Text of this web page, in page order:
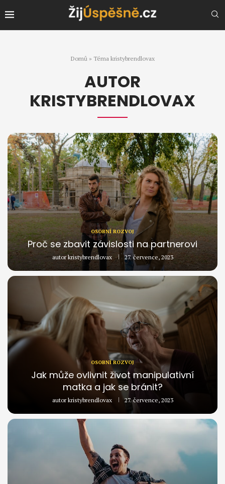
Domů » Téma kristybrendlovax
AUTOR
KRISTYBRENDLOVAX
OSOBNÍ ROZVOJ
Proč se zbavit závislosti na partnerovi
autorkristybrendlovax 27. července, 2023
OSOBNÍ ROZVOJ
Jak může ovlivnit život manipulativní
matka a jak se bránit?
autorkristybrendlovax 27. července, 2023